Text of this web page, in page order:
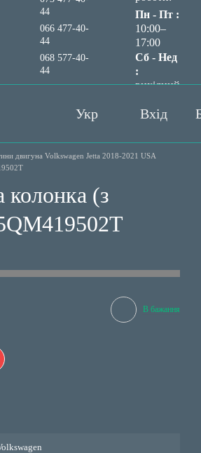
44
066 477-40-
44
068 577-40-
44
Передзвонити вам?
Пн - Пт :
10:00–
17:00
Сб - Нед
:
вихідний
Укр Вхід
двигуна Volkswagen Jetta 2018-2021 USA
колонка (з
В бажання